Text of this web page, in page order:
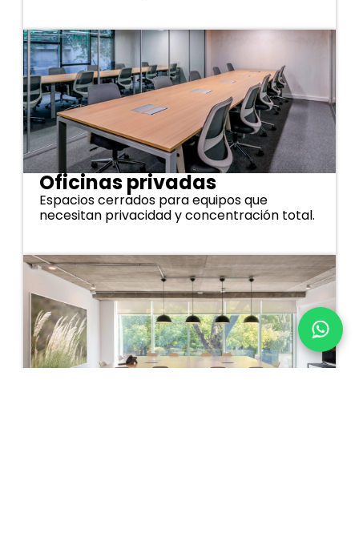
Oficinas privadas
Espacios cerrados para equipos que
necesitan privacidad y concentración total.